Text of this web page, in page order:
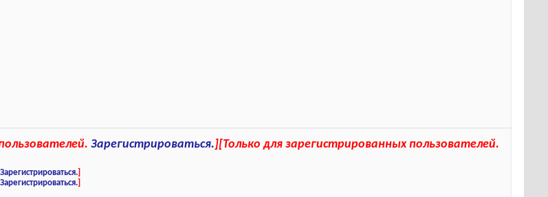
Зарегистрироваться.][Только для зарегистрированных пользователей.
Зарегистрироваться.
Зарегистрироваться.